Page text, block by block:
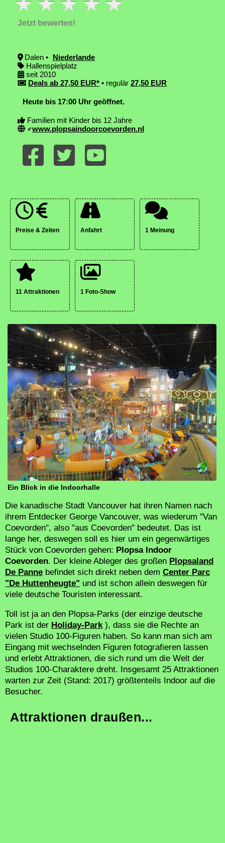
Jetzt bewerten!
Dalen • Niederlande
Hallenspielplatz
seit 2010
Deals ab 27,50 EUR* • regulär 27,50 EUR
Heute bis 17:00 Uhr geöffnet.
Familien mit Kinder bis 12 Jahre
www.plopsaindoorcoevorden.nl
Preise & Zeiten Anfahrt 1 Meinung
11 Attraktionen 1 Foto-Show
Ein Blick in die Indoorhalle
Die kanadische Stadt Vancouver hat ihren Namen nach
ihrem Entdecker George Vancouver, was wiederum "Van
Coevorden", also "aus Coevorden" bedeutet. Das ist
lange her, deswegen soll es hier um ein gegenwärtiges
Stück von Coevorden gehen: Plopsa Indoor
Coevorden. Der kleine Ableger des großen Plopsaland
De Panne befindet sich direkt neben dem Center Parc
"De Huttenheugte" und ist schon allein deswegen für
viele deutsche Touristen interessant.
Toll ist ja an den Plopsa-Parks (der einzige deutsche
Park ist der Holiday-Park), dass sie die Rechte an
vielen Studio 100-Figuren haben. So kann man sich am
Eingang mit wechselnden Figuren fotografieren lassen
und erlebt Attraktionen, die sich rund um die Welt der
Studios 100-Charaktere dreht. Insgesamt 25 Attraktionen
warten zur Zeit (Stand: 2017) größtenteils Indoor auf die
Besucher.
Attraktionen draußen...